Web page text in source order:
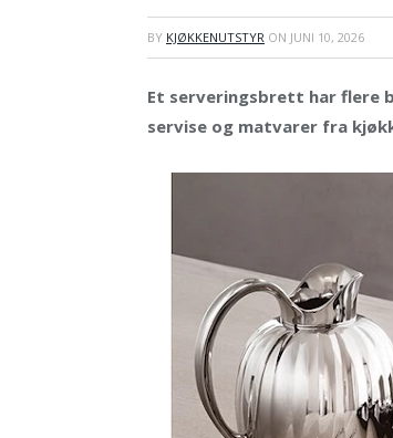
BY KJØKKENUTSTYR ON JUNI 10, 2026
Et serveringsbrett har flere
servise og matvarer fra